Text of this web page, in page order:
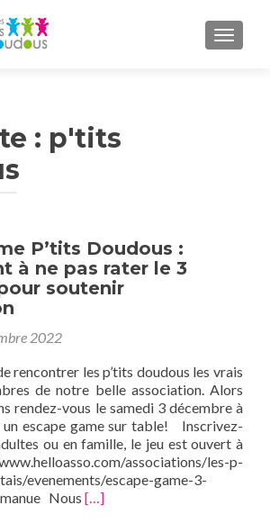
: p'tits
P’tits Doudous :
à ne pas rater le 3
soutenir
2022
rencontrer les p’tits doudous les vrais
de notre belle association. Alors
rendez-vous le samedi 3 décembre à
un escape game sur table! Inscrivez-
ou en famille, le jeu est ouvert à
associations/les-p-
evenements/escape-game-3-
Nous En
[…]